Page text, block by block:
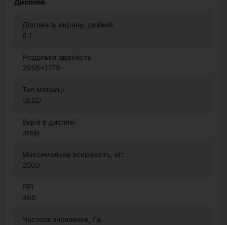
Дисплей
Діагональ екрану, дюймів
6.1
Роздільна здатність
2556x1179
Тип матриці
OLED
Виріз в дисплеї
отвір
Максимальна яскравість, ніт
2000
PPI
460
Частота оновлення, Гц